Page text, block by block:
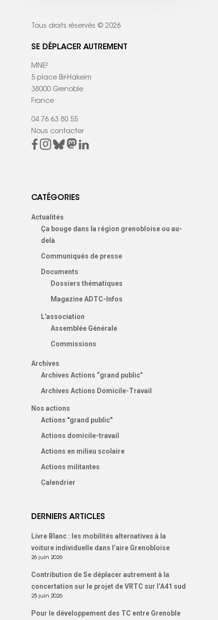
Tous droits réservés © 2026
SE DÉPLACER AUTREMENT
MNE²
5 place Bir-Hakeim
38000 Grenoble
France
04 76 63 80 55
Nous contacter
CATÉGORIES
Actualités
Ça bouge dans la région grenobloise ou au-
delà
Communiqués de presse
Documents
Dossiers thématiques
Magazine ADTC-Infos
L'association
Assemblée Générale
Commissions
Archives
Archives Actions “grand public”
Archives Actions Domicile-Travail
Nos actions
Actions "grand public"
Actions domicile-travail
Actions en milieu scolaire
Actions militantes
Calendrier
DERNIERS ARTICLES
Livre Blanc : les mobilités alternatives à la
voiture individuelle dans l’aire Grenobloise
26 juin 2026
Contribution de Se déplacer autrement à la
concertation sur le projet de VRTC sur l’A41 sud
25 juin 2026
Pour le développement des TC entre Grenoble